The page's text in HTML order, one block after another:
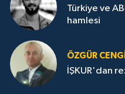
Türkiye ve
hamlesi
ÖZGÜR
İŞKUR'dan